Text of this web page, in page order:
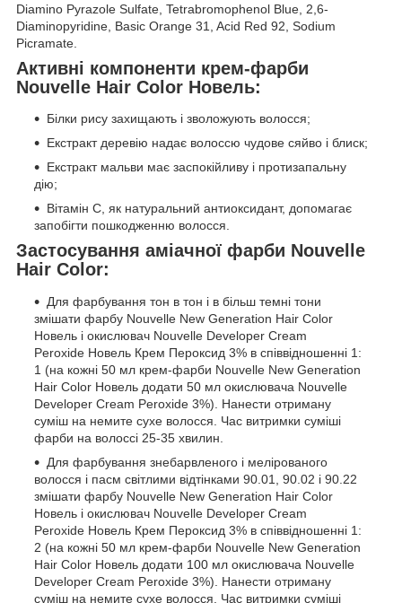
Diamino Pyrazole Sulfate, Tetrabromophenol Blue, 2,6-
Diaminopyridine, Basic Orange 31, Acid Red 92, Sodium
Picramate.
Активні компоненти крем-фарби
Nouvelle Hair Color Новель:
Білки рису захищають і зволожують волосся;
Екстракт деревію надає волоссю чудове сяйво і блиск;
Екстракт мальви має заспокійливу і протизапальну
дію;
Вітамін С, як натуральний антиоксидант, допомагає
запобігти пошкодженню волосся.
Застосування аміачної фарби Nouvelle
Hair Color:
Для фарбування тон в тон і в більш темні тони
змішати фарбу Nouvelle New Generation Hair Color
Новель і окислювач Nouvelle Developer Cream
Peroxide Новель Крем Пероксид 3% в співвідношенні 1:
1 (на кожні 50 мл крем-фарби Nouvelle New Generation
Hair Color Новель додати 50 мл окислювача Nouvelle
Developer Cream Peroxide 3%). Нанести отриману
суміш на немите сухе волосся. Час витримки суміші
фарби на волоссі 25-35 хвилин.
Для фарбування знебарвленого і мелірованого
волосся і пасм світлими відтінками 90.01, 90.02 і 90.22
змішати фарбу Nouvelle New Generation Hair Color
Новель і окислювач Nouvelle Developer Cream
Peroxide Новель Крем Пероксид 3% в співвідношенні 1:
2 (на кожні 50 мл крем-фарби Nouvelle New Generation
Hair Color Новель додати 100 мл окислювача Nouvelle
Developer Cream Peroxide 3%). Нанести отриману
суміш на немите сухе волосся. Час витримки суміші